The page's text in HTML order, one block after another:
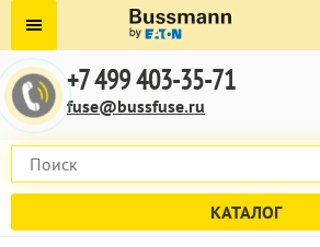
+7 499 403-35-71
fuse@bussfuse.ru
КАТАЛОГ